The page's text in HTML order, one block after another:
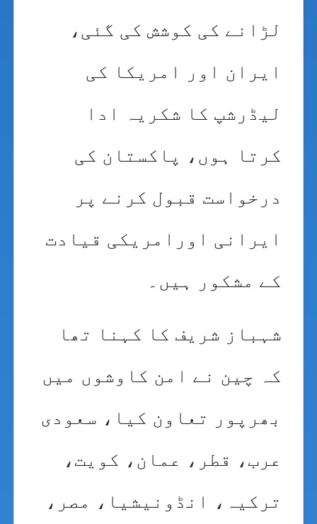
لڑانے کی کوشش کی گئی،
ایران اور امریکا کی
لیڈرشپ کا شکریہ ادا
کرتا ہوں، پاکستان کی
درخواست قبول کرنے پر
ایرانی اورامریکی قیادت
کے مشکور ہیں۔
شہباز شریف کا کہنا تھا
کہ چین نے امن کاوشوں میں
بھرپور تعاون کیا، سعودی
عرب، قطر، عمان، کویت،
ترکیہ، انڈونیشیا، مصر،